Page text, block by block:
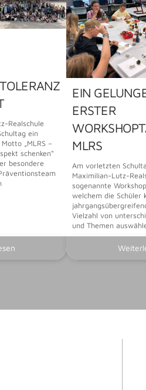
Realschule
ein
„MLRS –
schenken“
besondere
EIN
ERSTER
MLRS
Am vorletzten
Maximilian-Lutz-
sogenannte
welchem die Schüler
Vielzahl von
und Themen